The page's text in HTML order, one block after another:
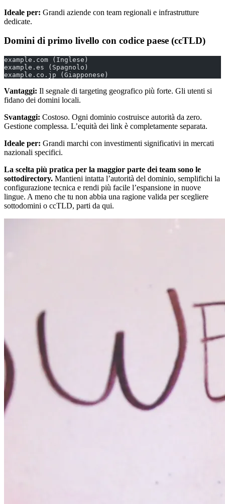
Ideale per: Grandi aziende con team regionali e infrastrutture
dedicate.
Domini di primo livello con codice paese (ccTLD)
example.com (Inglese)
example.es (Spagnolo)
example.co.jp (Giapponese)
Vantaggi: Il segnale di targeting geografico più forte. Gli utenti si
fidano dei domini locali.
Svantaggi: Costoso. Ogni dominio costruisce autorità da zero.
Gestione complessa. L’equità dei link è completamente separata.
Ideale per: Grandi marchi con investimenti significativi in mercati
nazionali specifici.
La scelta più pratica per la maggior parte dei team sono le
sottodirectory. Mantieni intatta l’autorità del dominio, semplifichi la
configurazione tecnica e rendi più facile l’espansione in nuove
lingue. A meno che tu non abbia una ragione valida per scegliere
sottodomini o ccTLD, parti da qui.